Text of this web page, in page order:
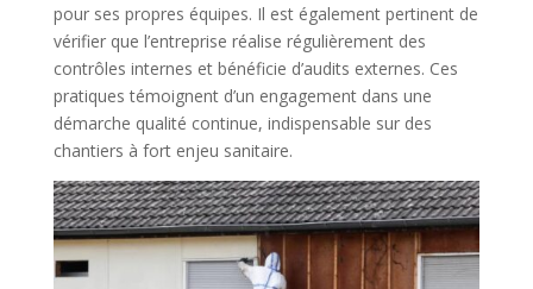
pour ses propres équipes. Il est également pertinent de
vérifier que l’entreprise réalise régulièrement des
contrôles internes et bénéficie d’audits externes. Ces
pratiques témoignent d’un engagement dans une
démarche qualité continue, indispensable sur des
chantiers à fort enjeu sanitaire.